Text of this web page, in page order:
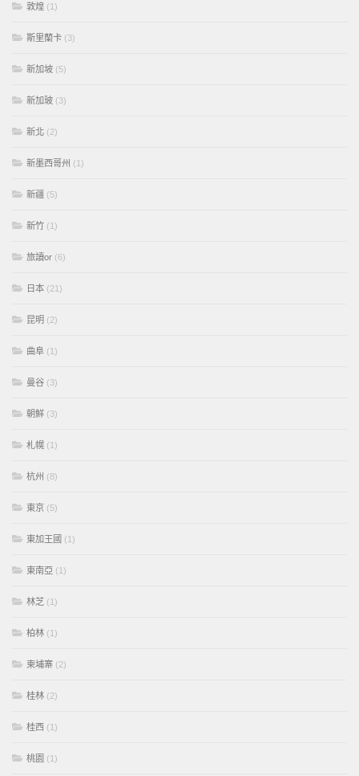
敦煌 (1)
斯里蘭卡 (3)
新加坡 (5)
新加玻 (3)
新北 (2)
新墨西哥州 (1)
新疆 (5)
新竹 (1)
旅讀or (6)
日本 (21)
昆明 (2)
曲阜 (1)
曼谷 (3)
朝鮮 (3)
札幌 (1)
杭州 (8)
東京 (5)
東加王國 (1)
東南亞 (1)
林芝 (1)
柏林 (1)
柬埔寨 (2)
桂林 (2)
桂西 (1)
桃園 (1)